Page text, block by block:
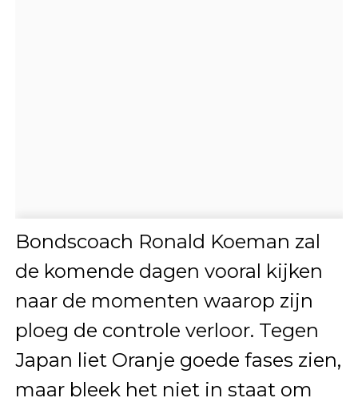
Bondscoach Ronald Koeman zal
de komende dagen vooral kijken
naar de momenten waarop zijn
ploeg de controle verloor. Tegen
Japan liet Oranje goede fases zien,
maar bleek het niet in staat om